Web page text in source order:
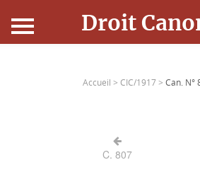
Droit
Accueil > CIC/1917 > Can. N°
C. 807